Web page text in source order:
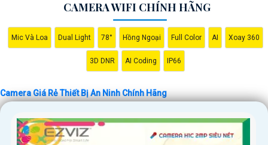
CAMERA WIFI CHÍNH HÃNG
Mic Và Loa Dual Light 78° Hồng Ngoại Full Color AI Xoay 360
3D DNR AI Coding IP66
Camera Giá Rẻ Thiết Bị An Ninh Chính Hãng